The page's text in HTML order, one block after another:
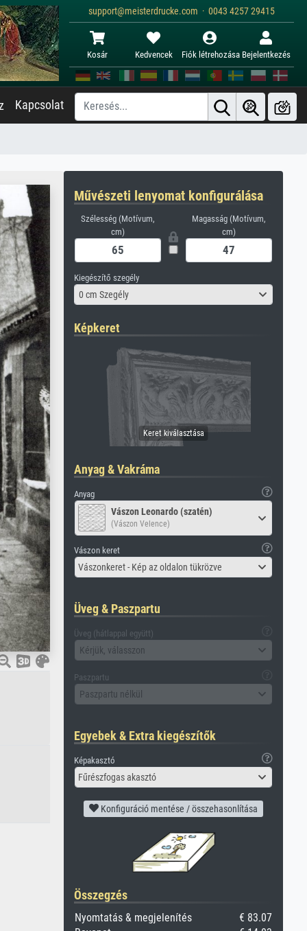
support@meisterdrucke.com · 0043 4257 29415
Kosár Kedvencek Fiók létrehozása Bejelentkezés
Kapcsolat
Művészeti lenyomat konfigurálása
Szélesség (Motívum,
cm)
Magasság (Motívum,
cm)
Kiegészítő szegély
0 cm Szegély
Képkeret
Anyag & Vakráma
Anyag
Vászon Leonardo (szatén)
(Vászon Velence)
Vászon keret
Vászonkeret - Kép az oldalon tükrözve
Üveg & Paszpartu
Üveg (hátlappal együtt)
Kérjük, válasszon
Paszpartu
Paszpartu nélkül
Egyebek & Extra kiegészítők
Képakasztó
Fűrészfogas akasztó
Konfiguráció mentése / összehasonlítása
Összegzés
Nyomtatás & megjelenítés
€ 83.07